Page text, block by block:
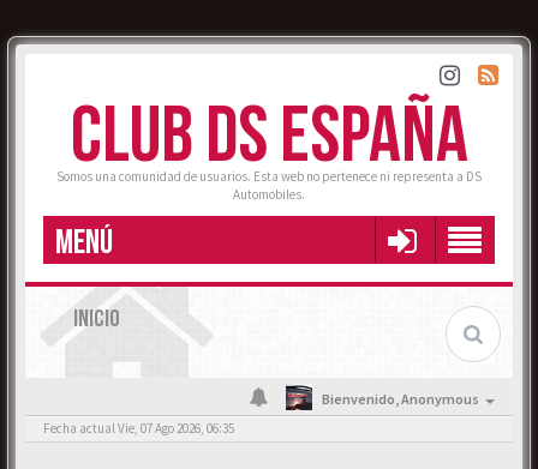
CLUB DS ESPAÑA
Somos una comunidad de usuarios. Esta web no pertenece ni representa a DS
Automobiles.
MENÚ
INICIO
Bienvenido,Anonymous
Fecha actual Vie, 07 Ago 2026, 06:35